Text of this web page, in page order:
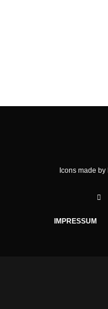
Icons made by
IMPRESSUM